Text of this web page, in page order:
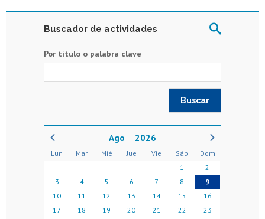
Buscador de actividades
Por título o palabra clave
2026
Lun Mar Mié Jue Vie Sáb
Dom
1
2
3
4 5 6 7 8
9
10
11 12 13 14 15
16
17
18 19 20 21 22
23